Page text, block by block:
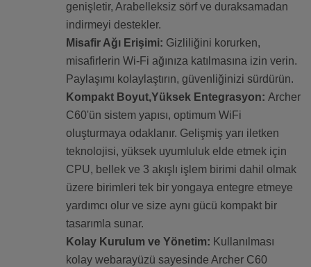
genişletir, Arabelleksiz sörf ve duraksamadan
indirmeyi destekler.
Misafir Ağı Erişimi: Gizliliğini korurken,
misafirlerin Wi-Fi ağınıza katılmasına izin verin.
Paylaşımı kolaylaştırın, güvenliğinizi sürdürün.
Kompakt Boyut,Yüksek Entegrasyon: Archer
C60'ün sistem yapısı, optimum WiFi
oluşturmaya odaklanır. Gelişmiş yarı iletken
teknolojisi, yüksek uyumluluk elde etmek için
CPU, bellek ve 3 akışlı işlem birimi dahil olmak
üzere birimleri tek bir yongaya entegre etmeye
yardımcı olur ve size aynı gücü kompakt bir
tasarımla sunar.
Kolay Kurulum ve Yönetim: Kullanılması
kolay webarayüzü sayesinde Archer C60